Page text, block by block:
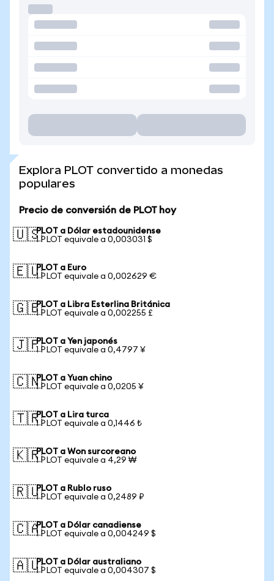
Explora PLOT convertido a monedas
populares
Precio de conversión de PLOT hoy
🇺🇸PLOT a Dólar estadounidense
1 PLOT equivale a 0,003031 $
🇪🇺PLOT a Euro
1 PLOT equivale a 0,002629 €
🇬🇧PLOT a Libra Esterlina Británica
1 PLOT equivale a 0,002255 £
🇯🇵PLOT a Yen japonés
1 PLOT equivale a 0,4797 ¥
🇨🇳PLOT a Yuan chino
1 PLOT equivale a 0,0205 ¥
🇹🇷PLOT a Lira turca
1 PLOT equivale a 0,1446 ₺
🇰🇷PLOT a Won surcoreano
1 PLOT equivale a 4,29 ₩
🇷🇺PLOT a Rublo ruso
1 PLOT equivale a 0,2489 ₽
🇨🇦PLOT a Dólar canadiense
1 PLOT equivale a 0,004249 $
🇦🇺PLOT a Dólar australiano
1 PLOT equivale a 0,004307 $